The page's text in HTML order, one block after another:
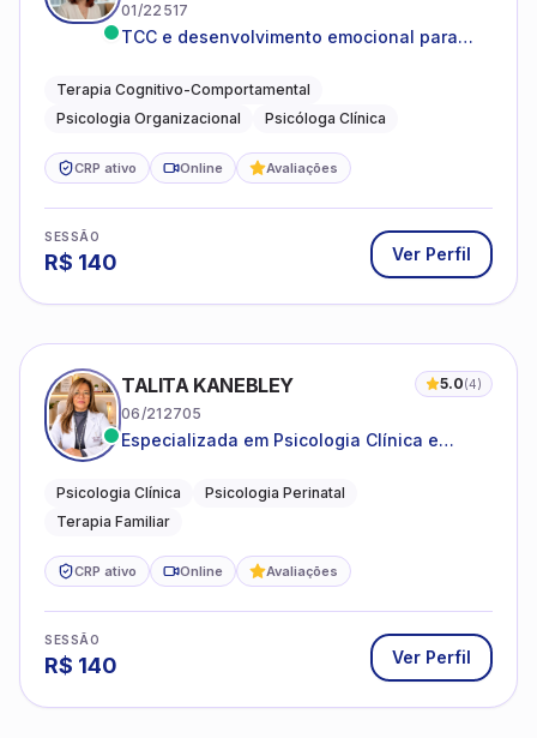
01/22517
TCC e desenvolvimento emocional para
Terapia Cognitivo-Comportamental
Psicologia Organizacional
Psicóloga Clínica
CRP ativo Online Avaliações
SESSÃO
R$ 140 Ver Perfil
TALITA KANEBLEY 5.0(4)
06/212705
Especializada em Psicologia Clínica e
famílias
Psicologia Clínica
Psicologia Perinatal
Terapia Familiar
CRP ativo Online Avaliações
SESSÃO
R$ 140 Ver Perfil